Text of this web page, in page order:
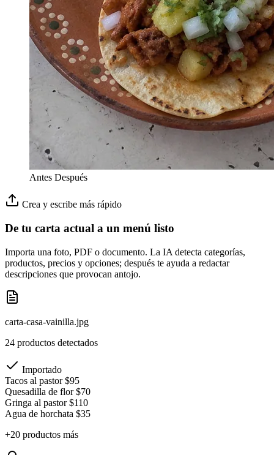
Antes Después
Crea y escribe más rápido
De tu carta actual a un menú listo
Importa una foto, PDF o documento. La IA detecta categorías,
productos, precios y opciones; después te ayuda a redactar
descripciones que provocan antojo.
carta-casa-vainilla.jpg
24 productos detectados
Importado
Tacos al pastor $95
Quesadilla de flor $70
Gringa al pastor $110
Agua de horchata $35
+20 productos más